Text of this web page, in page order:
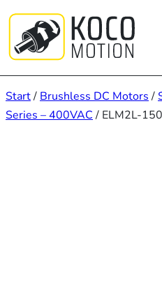
Inhalt
springen
Start/ Brushless DC Motors /
Series – 400VAC / ELM2L-